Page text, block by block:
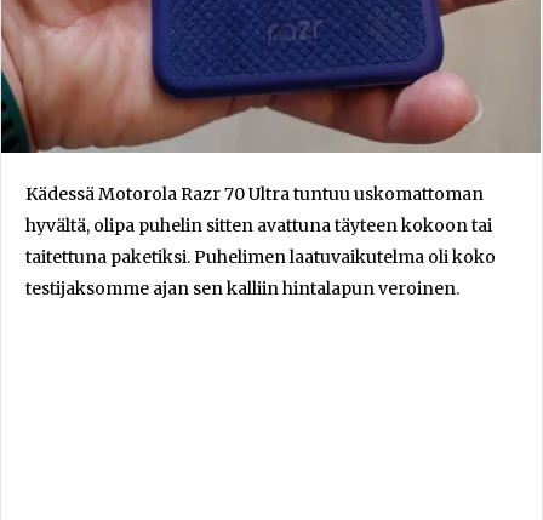
Kädessä Motorola Razr 70 Ultra tuntuu uskomattoman
hyvältä, olipa puhelin sitten avattuna täyteen kokoon tai
taitettuna paketiksi. Puhelimen laatuvaikutelma oli koko
testijaksomme ajan sen kalliin hintalapun veroinen.